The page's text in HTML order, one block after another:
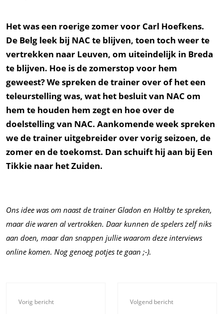
Het was een roerige zomer voor Carl Hoefkens.
De Belg leek bij NAC te blijven, toen toch weer te
vertrekken naar Leuven, om uiteindelijk in Breda
te blijven. Hoe is de zomerstop voor hem
geweest? We spreken de trainer over of het een
teleurstelling was, wat het besluit van NAC om
hem te houden hem zegt en hoe over de
doelstelling van NAC. Aankomende week spreken
we de trainer uitgebreider over vorig seizoen, de
zomer en de toekomst. Dan schuift hij aan bij Een
Tikkie naar het Zuiden.
Ons idee was om naast de trainer Gladon en Holtby te spreken,
maar die waren al vertrokken. Daar kunnen de spelers zelf niks
aan doen, maar dan snappen jullie waarom deze interviews
online komen. Nog genoeg potjes te gaan ;-).
Vorig bericht Volgend bericht